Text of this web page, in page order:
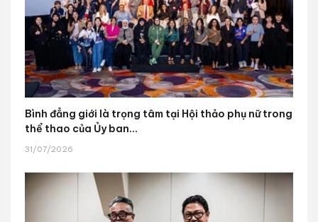
Bình đẳng giới là trọng tâm tại Hội thảo phụ nữ trong
thể thao của Ủy ban...
31/07/2026